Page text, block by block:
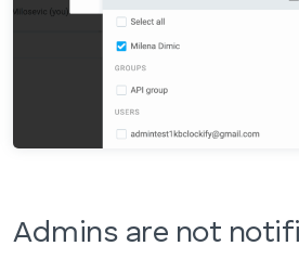
Admins are not